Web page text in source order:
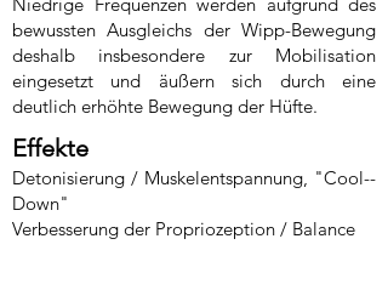
bewussten Ausgleichs der Wipp-­Bewegung
deshalb insbesondere zur Mobilisation
eingesetzt und äußern sich durch eine
deutlich erhöhte Bewegung der Hüfte.
Effekte
Detonisierung / Muskelentspannung, "Cool-­
Down"
Verbesserung der Propriozeption / Balance